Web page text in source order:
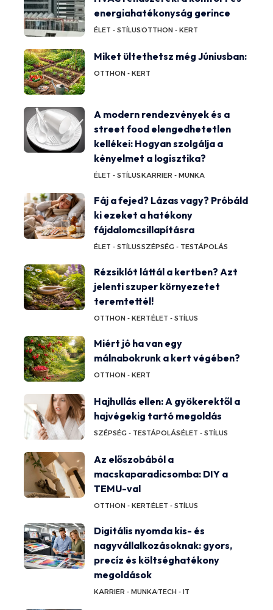
energiahatékonyság gerince
ÉLET - STÍLUSOTTHON - KERT
Miket ültethetsz még Júniusban:
OTTHON - KERT
A modern rendezvények és a
street food elengedhetetlen
kellékei: Hogyan szolgálja a
kényelmet a logisztika?
ÉLET - STÍLUSKARRIER - MUNKA
Fáj a fejed? Lázas vagy? Próbáld
ki ezeket a hatékony
fájdalomcsillapításra
ÉLET - STÍLUSSZÉPSÉG - TESTÁPOLÁS
Rézsiklót láttál a kertben? Azt
jelenti szuper környezetet
teremtettél!
OTTHON - KERTÉLET - STÍLUS
Miért jó ha van egy
málnabokrunk a kert végében?
OTTHON - KERT
Hajhullás ellen: A gyökerektől a
hajvégekig tartó megoldás
SZÉPSÉG - TESTÁPOLÁSÉLET - STÍLUS
Az előszobából a
macskaparadicsomba: DIY a
TEMU-val
OTTHON - KERTÉLET - STÍLUS
Digitális nyomda kis- és
nagyvállalkozásoknak: gyors,
precíz és költséghatékony
megoldások
KARRIER - MUNKATECH - IT